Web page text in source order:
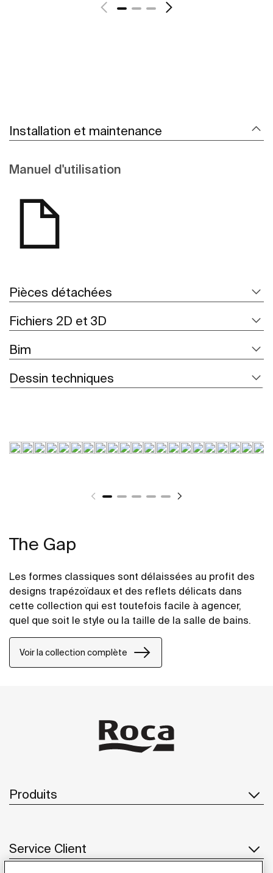
Installation et maintenance
Manuel d'utilisation
Pièces détachées
Fichiers 2D et 3D
Bim
Dessin techniques
The Gap
Les formes classiques sont délaissées au profit des
designs trapézoïdaux et des reflets délicats dans
cette collection qui est toutefois facile à agencer,
quel que soit le style ou la taille de la salle de bains.
Voir la collection complète
Produits
Service Client